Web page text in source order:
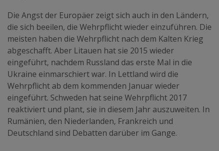
Die Angst der Europäer zeigt sich auch in den Ländern,
die sich beeilen, die Wehrpflicht wieder einzuführen. Die
meisten haben die Wehrpflicht nach dem Kalten Krieg
abgeschafft. Aber Litauen hat sie 2015 wieder
eingeführt, nachdem Russland das erste Mal in die
Ukraine einmarschiert war. In Lettland wird die
Wehrpflicht ab dem kommenden Januar wieder
eingeführt. Schweden hat seine Wehrpflicht 2017
reaktiviert und plant, sie in diesem Jahr auszuweiten. In
Rumänien, den Niederlanden, Frankreich und
Deutschland sind Debatten darüber im Gange.